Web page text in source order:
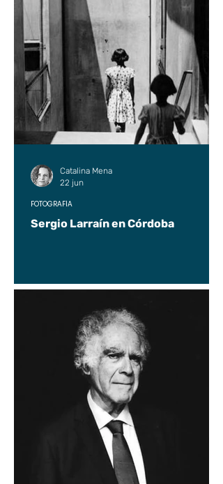
Sergio Larraín en Córdoba
FOTOGRAFÍA
Catalina Mena
22 jun